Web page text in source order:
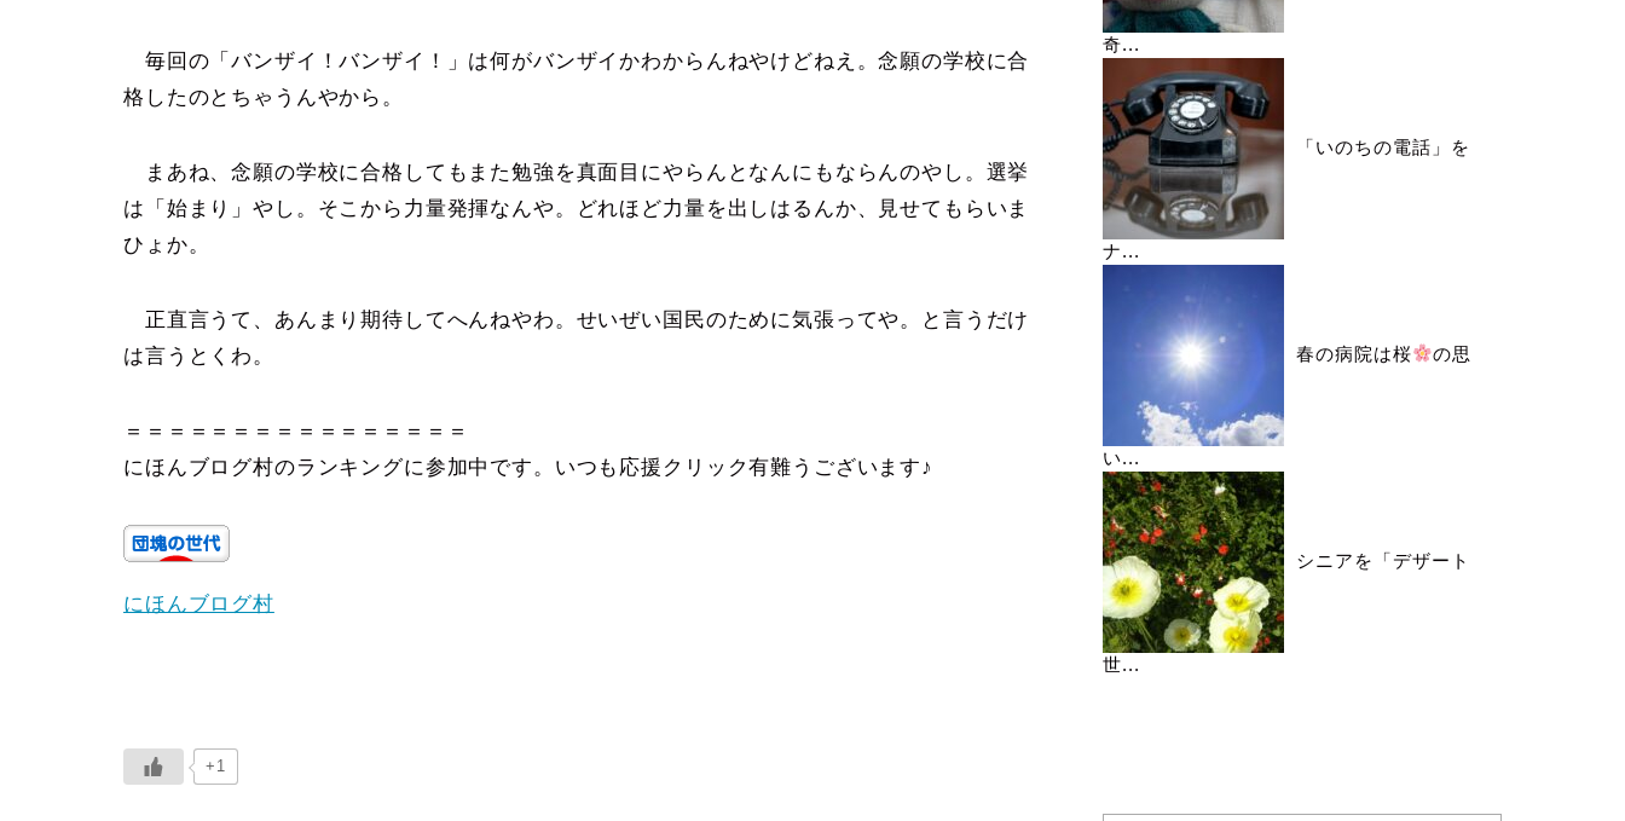
毎回の「バンザイ！バンザイ！」は何がバンザイかわからんねやけどねえ。念願の学校に合
格したのとちゃうんやから。
まあね、念願の学校に合格してもまた勉強を真面目にやらんとなんにもならんのやし。選挙
は「始まり」やし。そこから力量発揮なんや。どれほど力量を出しはるんか、見せてもらいま
ひょか。
正直言うて、あんまり期待してへんねやわ。せいぜい国民のために気張ってや。と言うだけ
は言うとくわ。
＝＝＝＝＝＝＝＝＝＝＝＝＝＝＝＝
にほんブログ村のランキングに参加中です。いつも応援クリック有難うございます♪
にほんブログ村
+1
奇...
「いのちの電話」を
ナ...
春の病院は桜 の思
い...
シニアを「デザート
世...